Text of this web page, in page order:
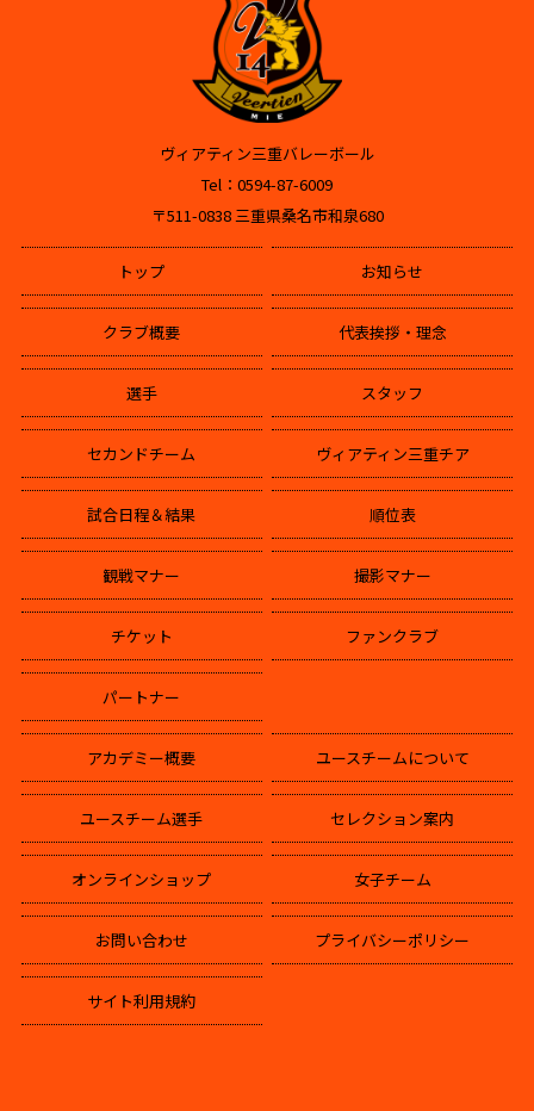
ヴィアティン三重バレーボール
Tel：0594-87-6009
〒511-0838 三重県桑名市和泉680
トップ お知らせ
クラブ概要 代表挨拶・理念
選手 スタッフ
セカンドチーム ヴィアティン三重チア
試合日程＆結果 順位表
観戦マナー 撮影マナー
チケット ファンクラブ
パートナー
アカデミー概要 ユースチームについて
ユースチーム選手 セレクション案内
オンラインショップ 女子チーム
お問い合わせ プライバシーポリシー
サイト利用規約